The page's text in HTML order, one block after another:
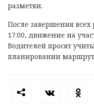
разметки.
После завершения всех
17:00, движение на
Водителей просят
планировании